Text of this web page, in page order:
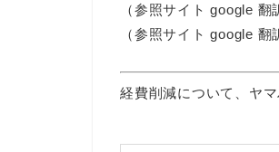
（参照サイト google 翻
（参照サイト google 翻
経費削減について、ヤ